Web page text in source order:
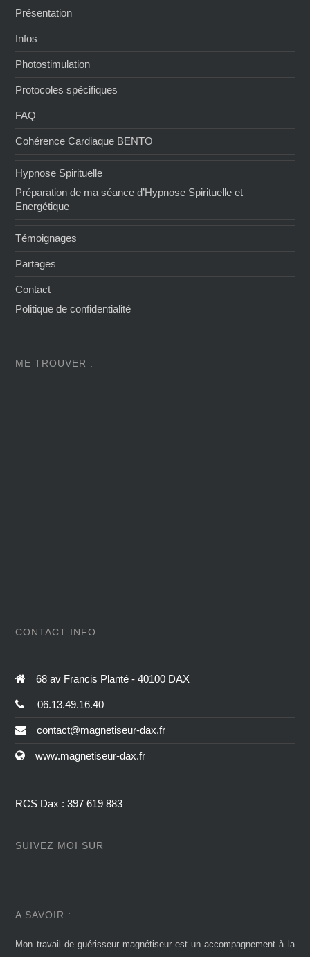
Présentation
Infos
Photostimulation
Protocoles spécifiques
FAQ
Cohérence Cardiaque BENTO
Hypnose Spirituelle
Préparation de ma séance d’Hypnose Spirituelle et
Energétique
Témoignages
Partages
Contact
Politique de confidentialité
ME TROUVER :
CONTACT INFO :
68 av Francis Planté - 40100 DAX
06.13.49.16.40
contact@magnetiseur-dax.fr
www.magnetiseur-dax.fr
RCS Dax : 397 619 883
SUIVEZ MOI SUR
A SAVOIR :
Mon travail de guérisseur magnétiseur est un accompagnement à la